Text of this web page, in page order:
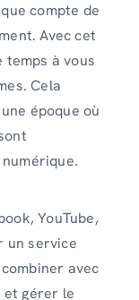
compte de
Avec cet
temps à vous
Cela
époque où
YouTube,
un service
avec
et gérer le